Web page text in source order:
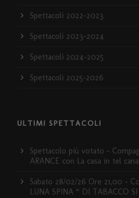
Spettacoli 2022-2023
Spettacoli 2023-2024
Spettacoli 2024-2025
Spettacoli 2025-2026
ULTIMI SPETTACOLI
Spettacolo più votato –
ARANCE con La casa in tel canal
Sabato 28/02/26 Ore 21,00 –
LUNA SPINA “ DI TABACCO SI